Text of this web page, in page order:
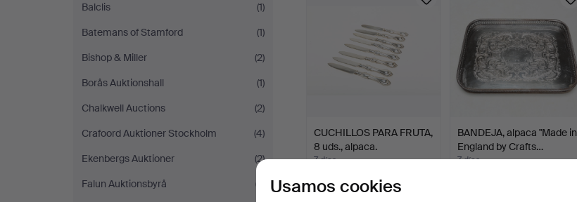
Balclis
(1)
Batemans of Stamford
(1)
Bishop & Miller
(2)
Borås Auktionshall
(1)
Chalkwell Auctions
(2)
Crafoord Auktioner Stockholm
(4)
Ekenbergs Auktioner
(2)
Falun Auktionsbyrå
(7)
CUCHILLOS PARA FRUTA,
8 uds., alpaca.
7 días
43 USD
BANDEJA, alpaca "Made in
England by Crafts…
7 días
Usamos cookies